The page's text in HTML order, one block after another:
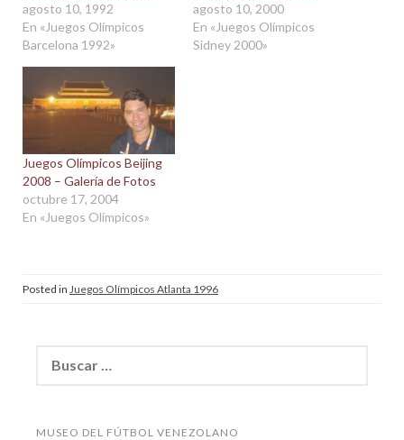
agosto 10, 1992
En «Juegos Olímpicos
Barcelona 1992»
agosto 10, 2000
En «Juegos Olímpicos
Sidney 2000»
Juegos Olímpicos Beijing
2008 – Galería de Fotos
octubre 17, 2004
En «Juegos Olímpicos»
Posted in Juegos Olímpicos Atlanta 1996
MUSEO DEL FÚTBOL VENEZOLANO